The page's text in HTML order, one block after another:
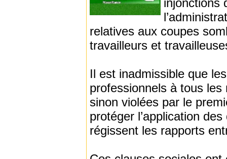
injonctions
relatives aux coupes
travailleurs et
Il est inadmissible que
professionnels à tous
sinon violées par le
protéger l’application
régissent les rapports